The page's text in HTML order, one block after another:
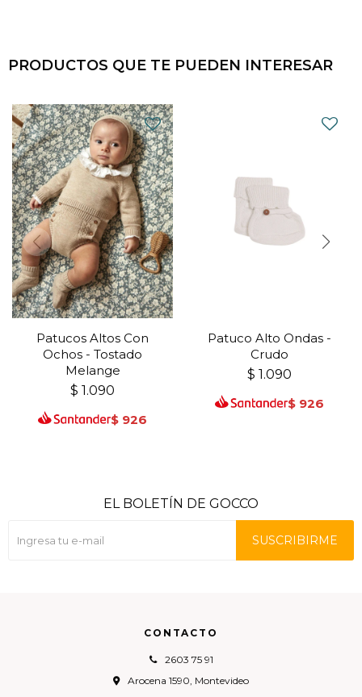
PRODUCTOS QUE TE PUEDEN INTERESAR
Patucos Altos Con
Ochos - Tostado
Melange
$ 1.090
$ 926
Patuco Alto Ondas -
Crudo
$ 1.090
$ 926
CONTACTO
2603 75 91
Arocena 1590, Montevideo
EL BOLETÍN DE GOCCO
SUSCRIBIRME